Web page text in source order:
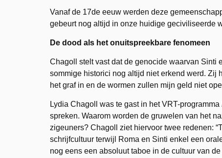
Vanaf de 17de eeuw werden deze
gebeurt nog altijd in onze huidige geciviliseerde
De dood als het onuitspreekbare fenomeen
Chagoll stelt vast dat de genocide waarvan Sinti
sommige historici nog altijd niet erkend werd. Zij
het graf in en de wormen zullen mijn geld niet
Lydia Chagoll was te gast in het VRT-programma
spreken. Waarom worden de gruwelen van het
zigeuners? Chagoll ziet hiervoor twee redenen:
schrijfcultuur terwijl Roma en Sinti enkel een
nog eens een absoluut taboe in de cultuur van